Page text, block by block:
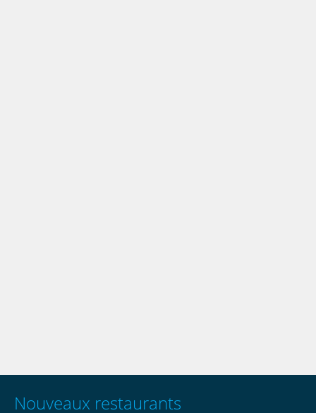
Nouveaux restaurants